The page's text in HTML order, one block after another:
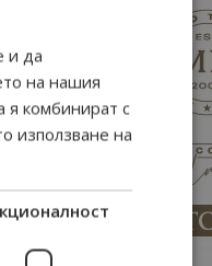
и да
на нашия
я комбинират с
използване на